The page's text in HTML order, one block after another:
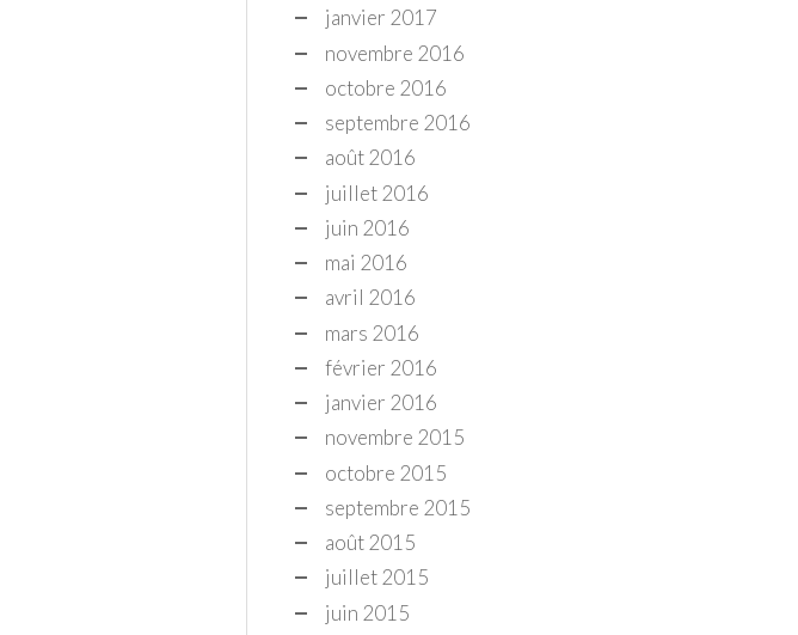
janvier 2017
novembre 2016
octobre 2016
septembre 2016
août 2016
juillet 2016
juin 2016
mai 2016
avril 2016
mars 2016
février 2016
janvier 2016
novembre 2015
octobre 2015
septembre 2015
août 2015
juillet 2015
juin 2015